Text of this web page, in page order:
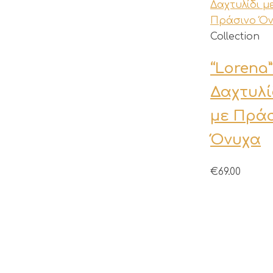
Collection
με
Όνυχα
€69.00
Αυτό
προϊόν
έχει
πολλαπλές
Οι
επιλογές
να